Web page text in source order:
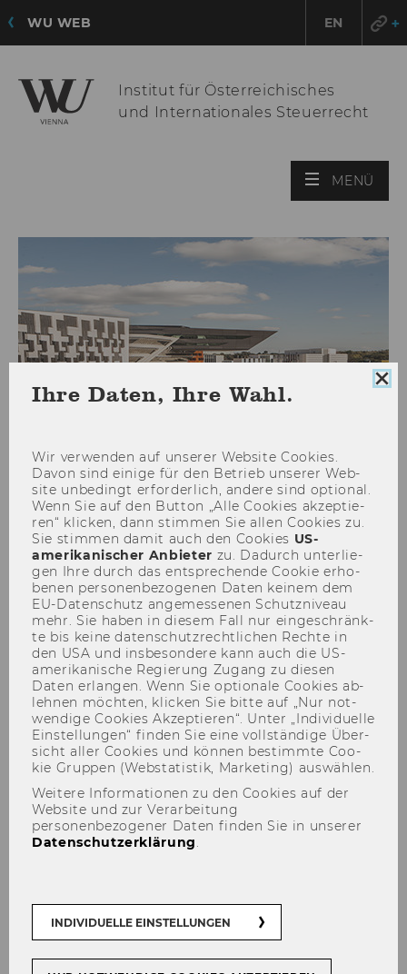
WU WEB EN
Institut für Österreichisches
und Internationales Steuerrecht
MENÜ
Symposion zum
Internationalen Steuerrecht
"Multilateral Instrument” -
26.06.2017
Der Inhalt dieser Seite ist aktuell nur auf
Englisch verfügbar.
Ihre Daten, Ihre Wahl.
Wir ver­wen­den auf un­se­rer Web­site Coo­kies.
Davon sind ei­ni­ge für den Be­trieb un­se­rer Web­
site un­be­dingt er­for­der­lich, an­de­re sind op­tio­nal.
Wenn Sie auf den But­ton „Alle Coo­kies ak­zep­tie­
ren“ kli­cken, dann stim­men Sie allen Coo­kies zu.
Sie stim­men damit auch den Coo­kies US-​
amerikanischer An­bie­ter zu. Da­durch un­ter­lie­
gen Ihre durch das ent­spre­chen­de Coo­kie er­ho­
be­nen per­so­nen­be­zo­ge­nen Daten kei­nem dem
EU-​Datenschutz an­ge­mes­se­nen Schutz­ni­veau
mehr. Sie haben in die­sem Fall nur ein­ge­schränk­
te bis keine da­ten­schutz­recht­li­chen Rech­te in
den USA und ins­be­son­de­re kann auch die US-​
amerikanische Re­gie­rung Zu­gang zu die­sen
Daten er­lan­gen. Wenn Sie op­tio­na­le Coo­kies ab­
leh­nen möch­ten, kli­cken Sie bitte auf „Nur not­
wen­di­ge Coo­kies Ak­zep­tie­ren“. Unter „In­di­vi­du­el­le
Ein­stel­lun­gen“ fin­den Sie eine voll­stän­di­ge Über­
sicht aller Coo­kies und kön­nen be­stimm­te Coo­
kie Grup­pen (Web­sta­tis­tik, Mar­ke­ting) aus­wäh­len.
Weitere Informationen zu den Cookies auf der
Website und zur Verarbeitung
personenbezogener Daten finden Sie in unserer
Datenschutzerklärung.
INDIVIDUELLE EINSTELLUNGEN